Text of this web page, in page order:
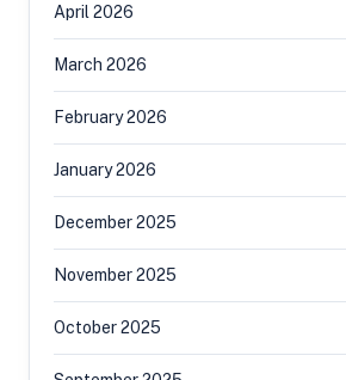
April 2026
March 2026
February 2026
January 2026
December 2025
November 2025
October 2025